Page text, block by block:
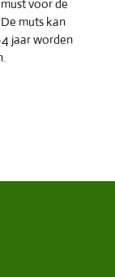
voor de
muts kan
jaar worden